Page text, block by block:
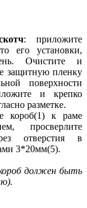
: приложите
его установки,
Очистите и
защитную пленку
поверхности
и крепко
разметке.
короб(1) к раме
просверлите
отверстия в
3*20мм(5).
должен быть